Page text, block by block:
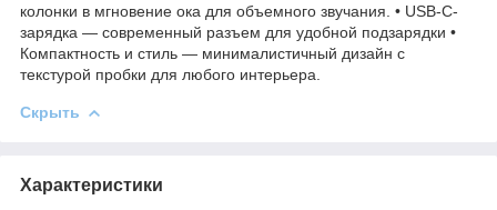
колонки в мгновение ока для объемного звучания. • USB-C-
зарядка — современный разъем для удобной подзарядки •
Компактность и стиль — минималистичный дизайн с
текстурой пробки для любого интерьера.
Скрыть
Характеристики